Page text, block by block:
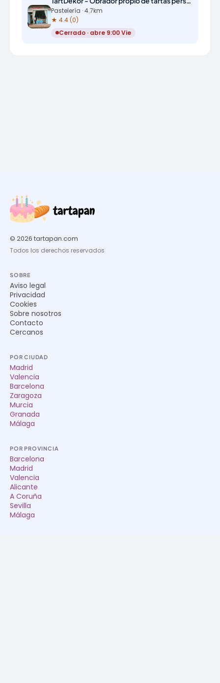
Pastelería · 4.7km
★ 4.4 (0)
Cerrado · abre 9:00 Vie
© 2026 tartapan.com
Todos los derechos reservados
SOBRE
Aviso legal
Privacidad
Cookies
Sobre nosotros
Contacto
Cercanos
POR CIUDAD
Madrid
Valencia
Barcelona
Zaragoza
Murcia
Granada
Málaga
POR PROVINCIA
Barcelona
Madrid
Valencia
Alicante
A Coruña
Sevilla
Málaga